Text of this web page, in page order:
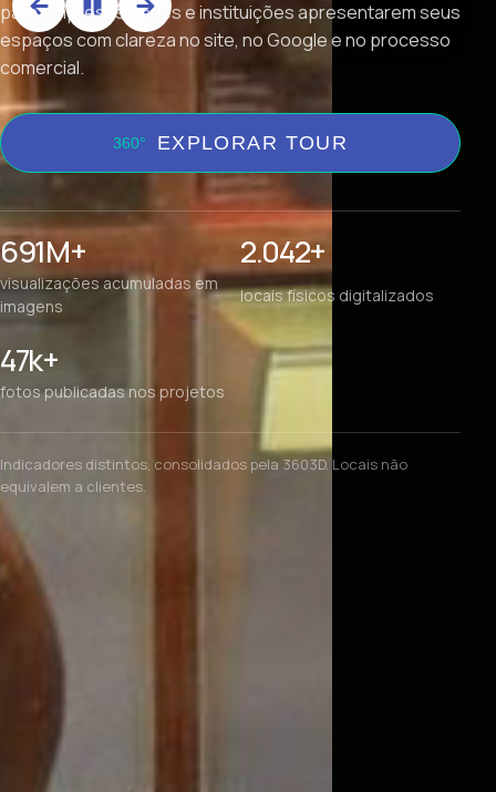
para empresas, redes e instituições apresentarem seus
espaços com clareza no site, no Google e no processo
comercial.
EXPLORAR TOUR
691M+
visualizações acumuladas em
imagens
2.042+
locais físicos digitalizados
47k+
fotos publicadas nos projetos
Indicadores distintos, consolidados pela 3603D. Locais não
equivalem a clientes.